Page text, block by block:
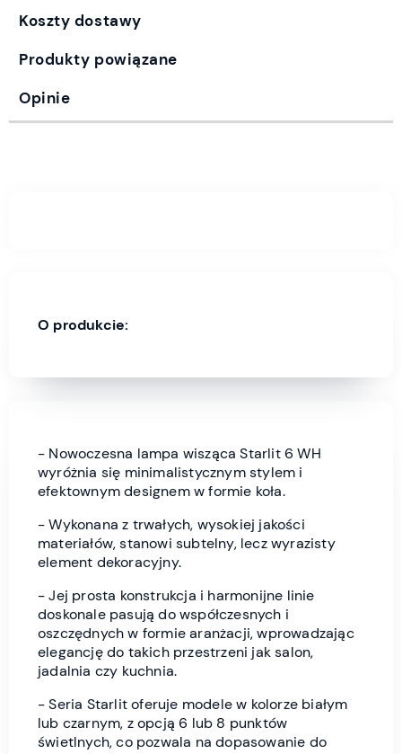
Koszty dostawy
Produkty powiązane
Opinie
O produkcie:
- Nowoczesna lampa wisząca Starlit 6 WH
wyróżnia się minimalistycznym stylem i
efektownym designem w formie koła.
- Wykonana z trwałych, wysokiej jakości
materiałów, stanowi subtelny, lecz wyrazisty
element dekoracyjny.
- Jej prosta konstrukcja i harmonijne linie
doskonale pasują do współczesnych i
oszczędnych w formie aranżacji, wprowadzając
elegancję do takich przestrzeni jak salon,
jadalnia czy kuchnia.
- Seria Starlit oferuje modele w kolorze białym
lub czarnym, z opcją 6 lub 8 punktów
świetlnych, co pozwala na dopasowanie do